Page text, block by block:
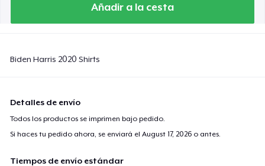
Añadir a la cesta
Biden Harris 2020 Shirts
Detalles de envío
Todos los productos se imprimen bajo pedido.
Si haces tu pedido ahora, se enviará elAugust 17, 2026 o antes.
Tiempos de envío estándar